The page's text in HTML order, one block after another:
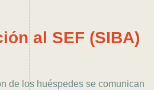
al SEF (SIBA)
de los huéspedes se comunican